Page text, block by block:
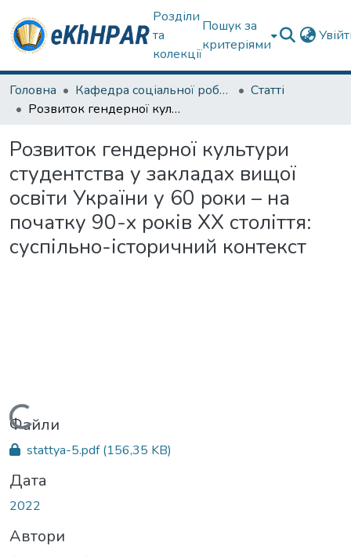
Розділи
та
колекції
Пошук за
критеріями
Головна Кафедра соціальної роботи
Статті
Розвиток гендерної культури студентства у закладах вищої освіти України у 60 роки – на початку 90-х років ХХ століття: суспільно-історичний контекст
Розвиток гендерної культури
студентства у закладах вищої
освіти України у 60 роки – на
початку 90-х років ХХ століття:
суспільно-історичний контекст
Вантажиться...
Файли
stattya-5.pdf(156,35 KB)
Дата
2022
Автори